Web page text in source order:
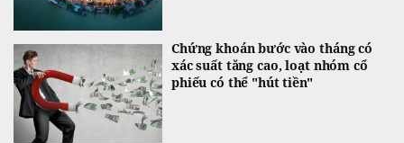
Chứng khoán bước vào tháng có
xác suất tăng cao, loạt nhóm cổ
phiếu có thể "hút tiền"